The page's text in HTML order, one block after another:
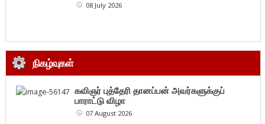
08 July 2026
நிகழ்வுகள்
கவிஞர் புத்தேரி தானப்பன் அவர்களுக்குப்
பாராட்டு விழா
07 August 2026